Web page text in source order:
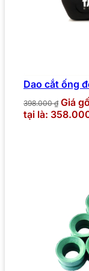
Dao cắt ống
398.000₫ Giá
tại là: